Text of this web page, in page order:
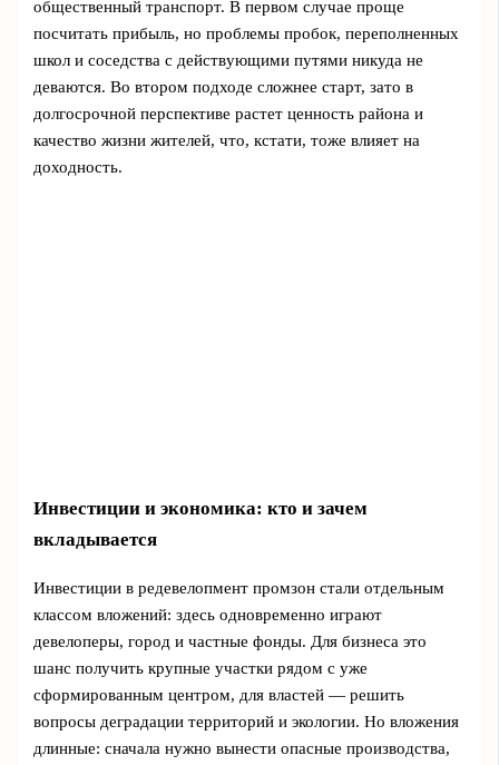
общественный транспорт. В первом случае проще
посчитать прибыль, но проблемы пробок, переполненных
школ и соседства с действующими путями никуда не
деваются. Во втором подходе сложнее старт, зато в
долгосрочной перспективе растет ценность района и
качество жизни жителей, что, кстати, тоже влияет на
доходность.
Инвестиции и экономика: кто и зачем
вкладывается
Инвестиции в редевелопмент промзон стали отдельным
классом вложений: здесь одновременно играют
девелоперы, город и частные фонды. Для бизнеса это
шанс получить крупные участки рядом с уже
сформированным центром, для властей — решить
вопросы деградации территорий и экологии. Но вложения
длинные: сначала нужно вынести опасные производства,